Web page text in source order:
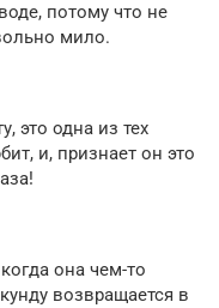
потому что не
мило.
это одна из тех
и, признает он это
она чем-то
возвращается в